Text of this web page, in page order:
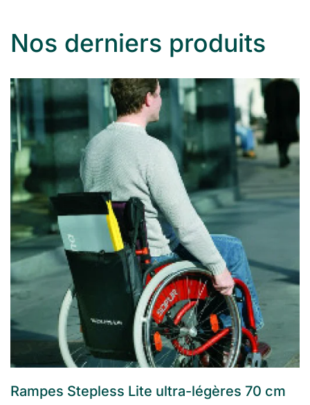
Nos derniers produits
Rampes Stepless Lite ultra-légères 70 cm